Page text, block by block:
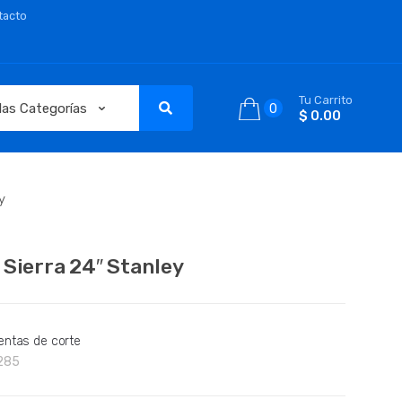
0
Tu Carrito
$ 0.00
24″ Stanley
de corte